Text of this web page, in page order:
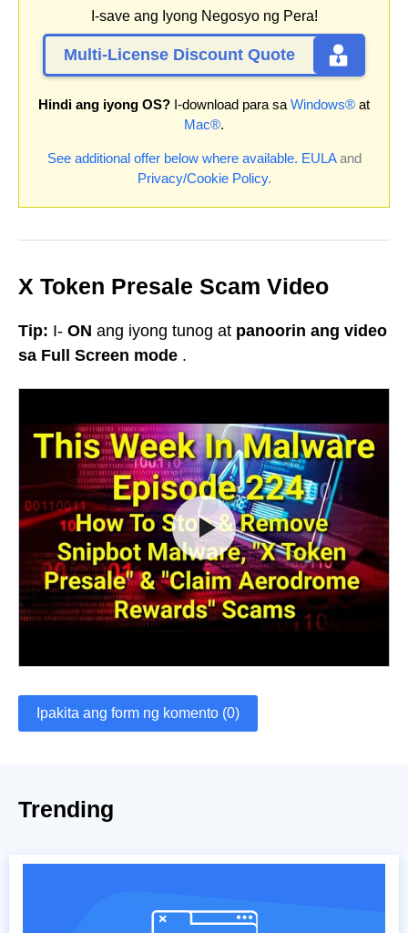
I-save ang Iyong Negosyo ng Pera!
Multi-License Discount Quote
Hindi ang iyong OS? I-download para sa Windows® at
Mac®.
See additional offer below where available. EULAand
Privacy/Cookie Policy.
X Token Presale Scam Video
Tip: I- ON ang iyong tunog at panoorin ang video
sa Full Screen mode .
Ipakita ang form ng komento (0)
Trending